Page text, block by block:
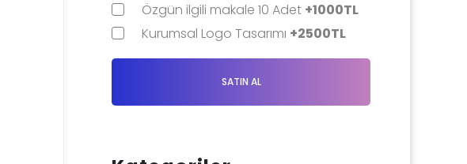
Özgün ilgili makale 10 Adet +1000TL
Kurumsal Logo Tasarımı +2500TL
SATIN AL